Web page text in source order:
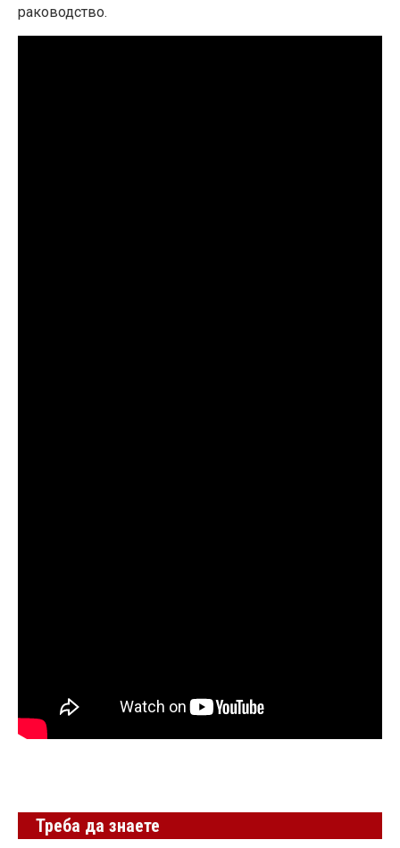
раководство.
Треба да знаете